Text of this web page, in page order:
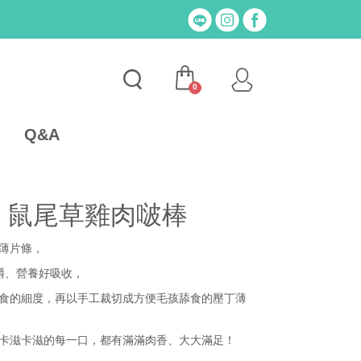
Q&A
0
尾草雞肉啵棒
片條 ，
、營養好吸收 ，
的細度，再以手工裁切成方便毛孩舔食的壓丁薄
滋卡滋的每一口，都有滿滿肉香、大大滿足！